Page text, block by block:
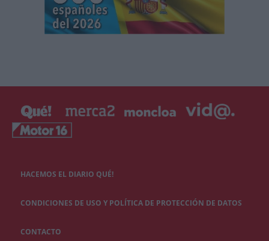
HACEMOS EL DIARIO QUÉ!
CONDICIONES DE USO Y POLÍTICA DE PROTECCIÓN DE DATOS
CONTACTO